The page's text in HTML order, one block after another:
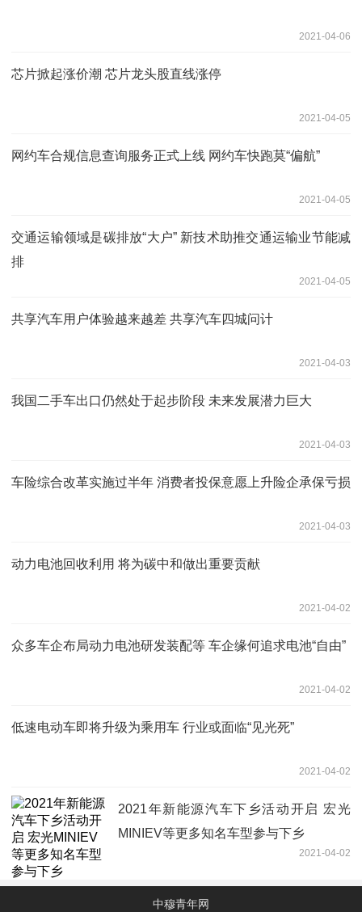
2021-04-06
芯片掀起涨价潮 芯片龙头股直线涨停
2021-04-05
网约车合规信息查询服务正式上线 网约车快跑莫“偏航”
2021-04-05
交通运输领域是碳排放“大户” 新技术助推交通运输业节能减
排
2021-04-05
共享汽车用户体验越来越差 共享汽车四城问计
2021-04-03
我国二手车出口仍然处于起步阶段 未来发展潜力巨大
2021-04-03
车险综合改革实施过半年 消费者投保意愿上升险企承保亏损
2021-04-03
动力电池回收利用 将为碳中和做出重要贡献
2021-04-02
众多车企布局动力电池研发装配等 车企缘何追求电池“自由”
2021-04-02
低速电动车即将升级为乘用车 行业或面临“见光死”
2021-04-02
2021年新能源汽车下乡活动开启 宏光
MINIEV等更多知名车型参与下乡
2021-04-02
中穆青年网